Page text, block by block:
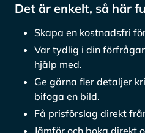
Det är enkelt, så här
Skapa en kostnadsfri
Var tydlig i din
hjälp med.
Ge gärna fler detaljer
bifoga en bild.
Få prisförslag direkt